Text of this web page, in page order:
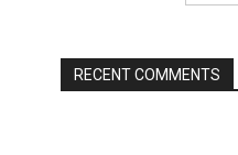
RECENT COMMENTS